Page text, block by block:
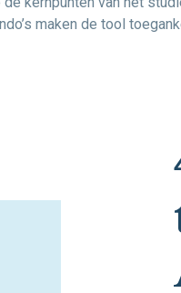
maken de tool